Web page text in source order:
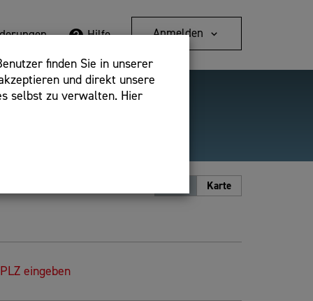
finden Sie in unserer
und direkt unsere
selbst zu verwalten. Hier
Hilfe Anmelden
Detailsuche
Karte
eingeben